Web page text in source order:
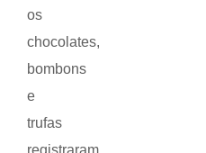
os
chocolates,
bombons
e
trufas
registraram